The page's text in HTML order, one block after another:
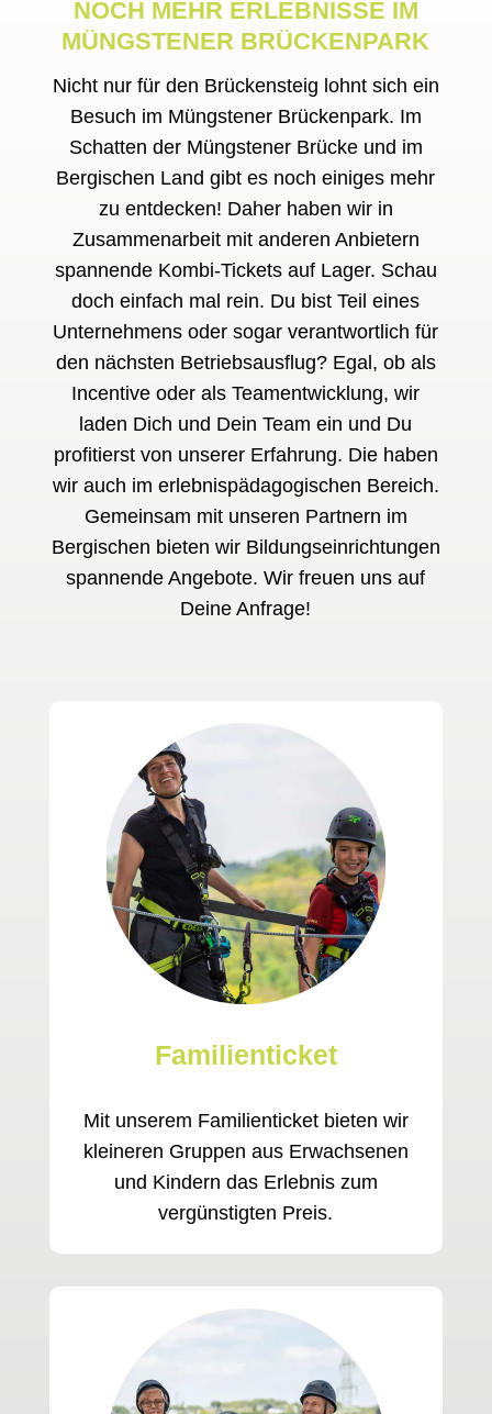
NOCH MEHR ERLEBNISSE IM
MÜNGSTENER BRÜCKENPARK
Nicht nur für den Brückensteig lohnt sich ein
Besuch im Müngstener Brückenpark. Im
Schatten der Müngstener Brücke und im
Bergischen Land gibt es noch einiges mehr
zu entdecken! Daher haben wir in
Zusammenarbeit mit anderen Anbietern
spannende Kombi-Tickets auf Lager. Schau
doch einfach mal rein. Du bist Teil eines
Unternehmens oder sogar verantwortlich für
den nächsten Betriebsausflug? Egal, ob als
Incentive oder als Teamentwicklung, wir
laden Dich und Dein Team ein und Du
profitierst von unserer Erfahrung. Die haben
wir auch im erlebnispädagogischen Bereich.
Gemeinsam mit unseren Partnern im
Bergischen bieten wir Bildungseinrichtungen
spannende Angebote. Wir freuen uns auf
Deine Anfrage!
Familienticket
Mit unserem Familienticket bieten wir
kleineren Gruppen aus Erwachsenen
und Kindern das Erlebnis zum
vergünstigten Preis.